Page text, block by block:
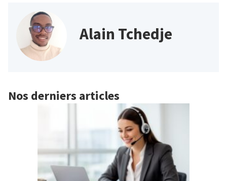
Alain Tchedje
Nos derniers articles